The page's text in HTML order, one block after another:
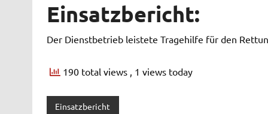
Einsatzbericht:
Der Dienstbetrieb leistete Tragehilfe für den
190 total views , 1 views today
Einsatzbericht